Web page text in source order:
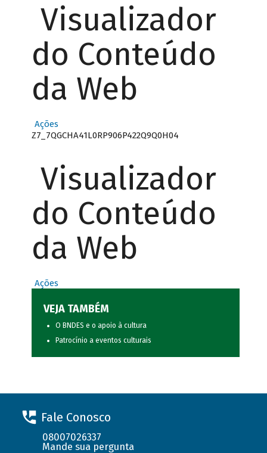
Visualizador
do Conteúdo
da Web
Ações
Z7_7QGCHA41L0RP906P422Q9Q0H04
Visualizador
do Conteúdo
da Web
Ações
VEJA TAMBÉM
O BNDES e o apoio à cultura
Patrocínio a eventos culturais
Fale Conosco
08007026337
Mande sua pergunta